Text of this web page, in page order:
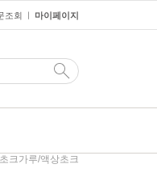
조회 ㅣ 마이페이지
초크가루/액상초크